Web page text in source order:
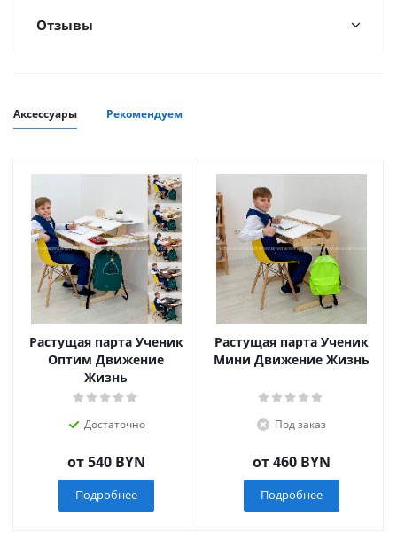
Отзывы
Аксессуары Рекомендуем
Растущая парта Ученик
Оптим Движение
Жизнь
Достаточно
от540 BYN
Подробнее
Растущая парта Ученик
Мини Движение Жизнь
Под заказ
от460 BYN
Подробнее